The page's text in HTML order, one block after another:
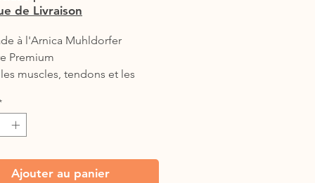
de Livraison
à l'Arnica Muhldorfer
Premium
muscles, tendons et les
rafraichissant.
d'Arnica
avec la peau
Ajouter au panier